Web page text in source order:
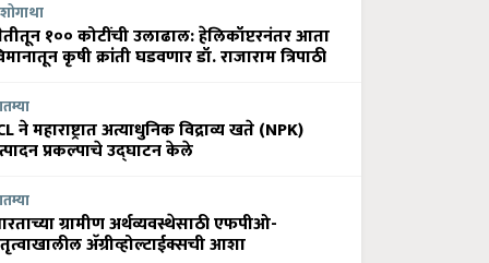
१०० कोटींची उलाढाल: हेलिकॉप्टरनंतर आता
कृषी क्रांती घडवणार डॉ. राजाराम त्रिपाठी
ने महाराष्ट्रात अत्याधुनिक विद्राव्य खते (NPK)
प्रकल्पाचे उद्घाटन केले
ग्रामीण अर्थव्यवस्थेसाठी एफपीओ-
अ‍ॅग्रीव्होल्टाईक्सची आशा